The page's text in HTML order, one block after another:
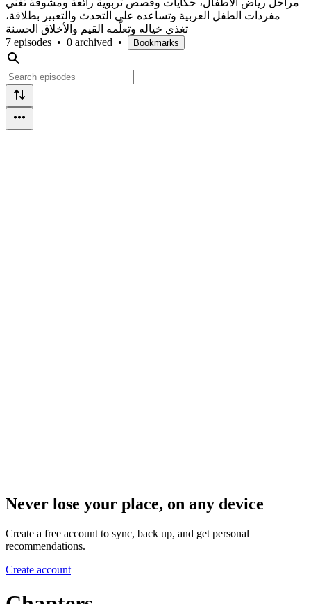
مفردات الطفل العربية وتساعده على التحدث والتعبير بطلاقة،
تغذي خياله وتعلّمه القيم والأخلاق الحسنة
7 episodes • 0 archived • Bookmarks
Never lose your place, on any device
Create a free account to sync, back up, and get personal
recommendations.
Create account